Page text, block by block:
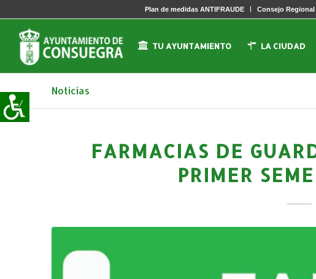
Plan de medidas ANTIFRAUDE Consejo
TU AYUNTAMIENTO LA CIUDAD
Noticias
FARMACIAS DE
PRIMER